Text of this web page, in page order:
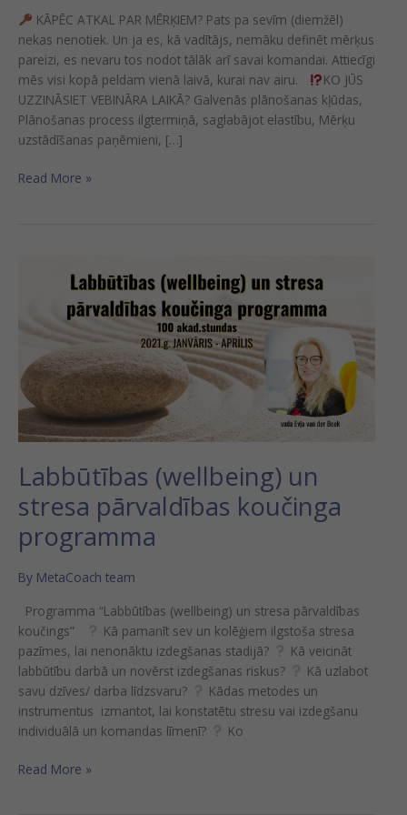
KĀPĒC ATKAL PAR MĒRĶIEM? Pats pa sevīm (diemžēl)
nekas nenotiek. Un ja es, kā vadītājs, nemāku definēt mērķus
pareizi, es nevaru tos nodot tālāk arī savai komandai. Attiecīgi
mēs visi kopā peldam vienā laivā, kurai nav airu.
KO JŪS
UZZINĀSIET VEBINĀRA LAIKĀ? Galvenās plānošanas kļūdas,
Plānošanas process ilgtermiņā, saglabājot elastību, Mērķu
uzstādīšanas paņēmieni, […]
Read More »
Labbūtības (wellbeing) un
stresa pārvaldības koučinga
programma
By MetaCoach team
Programma “Labbūtības (wellbeing) un stresa pārvaldības
koučings”
Kā pamanīt sev un kolēģiem ilgstoša stresa
pazīmes, lai nenonāktu izdegšanas stadijā?
Kā veicināt
labbūtību darbā un novērst izdegšanas riskus?
Kā uzlabot
savu dzīves/ darba līdzsvaru?
Kādas metodes un
instrumentus izmantot, lai konstatētu stresu vai izdegšanu
individuālā un komandas līmenī?
Ko
(wellbeing)
stresa
pārvaldības
koučinga
programma
Read More »